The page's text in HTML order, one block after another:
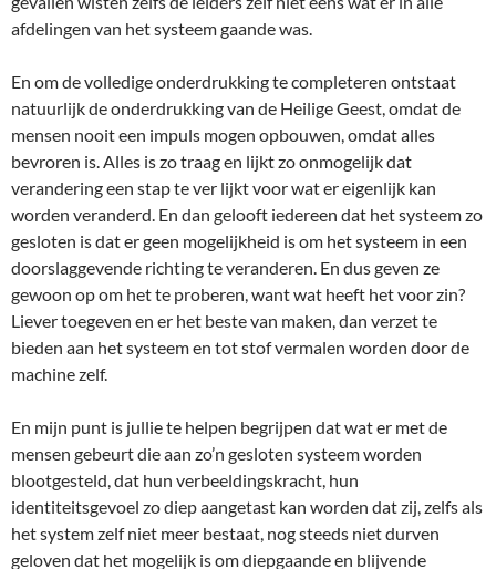
afdelingen van het systeem gaande was.
En om de volledige onderdrukking te completeren ontstaat
natuurlijk de onderdrukking van de Heilige Geest, omdat de
mensen nooit een impuls mogen opbouwen, omdat alles
bevroren is. Alles is zo traag en lijkt zo onmogelijk dat
verandering een stap te ver lijkt voor wat er eigenlijk kan
worden veranderd. En dan gelooft iedereen dat het systeem zo
gesloten is dat er geen mogelijkheid is om het systeem in een
doorslaggevende richting te veranderen. En dus geven ze
gewoon op om het te proberen, want wat heeft het voor zin?
Liever toegeven en er het beste van maken, dan verzet te
bieden aan het systeem en tot stof vermalen worden door de
machine zelf.
En mijn punt is jullie te helpen begrijpen dat wat er met de
mensen gebeurt die aan zo’n gesloten systeem worden
blootgesteld, dat hun verbeeldingskracht, hun
identiteitsgevoel zo diep aangetast kan worden dat zij, zelfs als
het system zelf niet meer bestaat, nog steeds niet durven
geloven dat het mogelijk is om diepgaande en blijvende